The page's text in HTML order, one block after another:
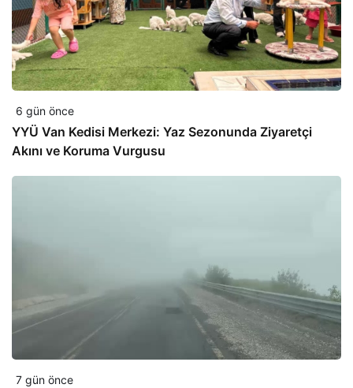
6 gün önce
YYÜ Van Kedisi Merkezi: Yaz Sezonunda Ziyaretçi
Akını ve Koruma Vurgusu
7 gün önce